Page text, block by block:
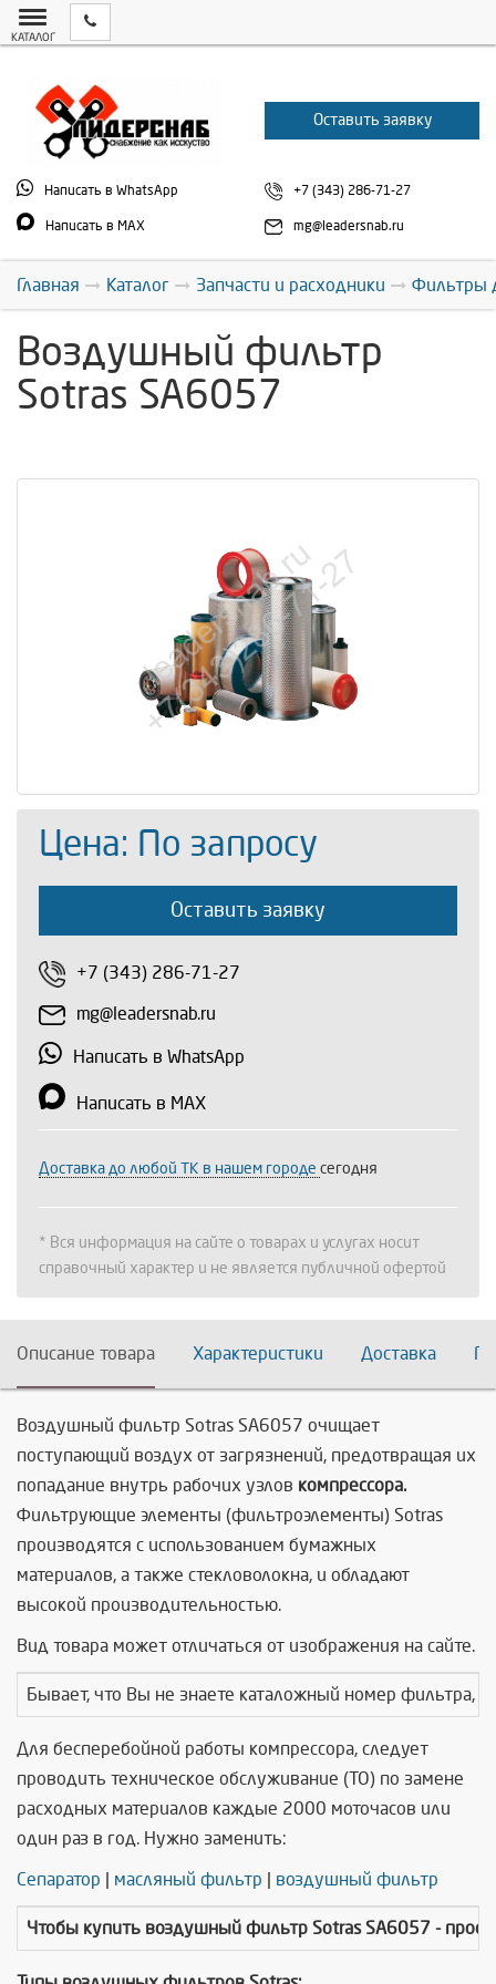
КАТАЛОГ
Оставить заявку
Написать в WhatsApp
Написать в MAX
+7 (343) 286-71-27
mg@leadersnab.ru
Главная Каталог Запчасти и расходники Фильтры
Воздушный фильтр
Sotras SA6057
Цена: По запросу
Оставить заявку
+7 (343) 286-71-27
mg@leadersnab.ru
Написать в WhatsApp
Написать в MAX
Доставка до любой ТК в нашем городе сегодня
* Вся информация на сайте о товарах и услугах носит
справочный характер и не является публичной офертой
Описание товара Характеристики Доставка
Воздушный фильтр Sotras SA6057 очищает
поступающий воздух от загрязнений, предотвращая их
попадание внутрь рабочих узлов компрессора.
Фильтрующие элементы (фильтроэлементы) Sotras
производятся с использованием бумажных
материалов, а также стекловолокна, и обладают
высокой производительностью.
Вид товара может отличаться от изображения на сайте.
Бывает, что Вы не знаете каталожный номер фильтра,
Для бесперебойной работы компрессора, следует
проводить техническое обслуживание (ТО) по замене
расходных материалов каждые 2000 моточасов или
один раз в год. Нужно заменить:
Сепаратор масляный фильтр воздушный фильтр
Чтобы купить воздушный фильтр Sotras SA6057 -